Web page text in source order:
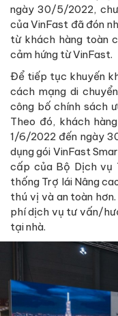
ngày 30/5/2022,
của VinFast đã đón
từ khách hàng toàn
cảm hứng từ VinFast.
Để tiếp tục khuyến
cách mạng di
công bố chính sách
Theo đó, khách
1/6/2022 đến ngày
dụng gói VinFast
cấp của Bộ Dịch vụ
thống Trợ lái Nâng
thú vị và an toàn
phí dịch vụ tư vấn/
tại nhà.